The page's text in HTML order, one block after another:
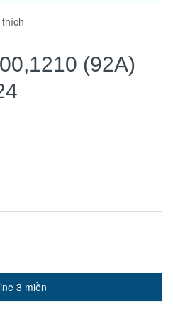
(92A)
3 miền